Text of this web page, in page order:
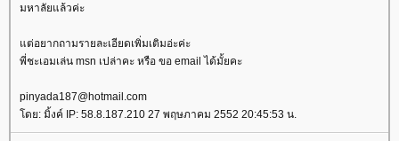
มหาลัยแล้วค่ะ
ต่อยากถามรายละเอียดเพิ่มเติมอ่ะค่ะ
พี่ชะเอมเล่น msn เปล่าคะ หรือ ขอ email ได้มั้ยคะ
pinyada187@hotmail.com
ดย: มิ้งค์ IP: 58.8.187.210 27 พฤษภาคม 2552 20:45:53 น.